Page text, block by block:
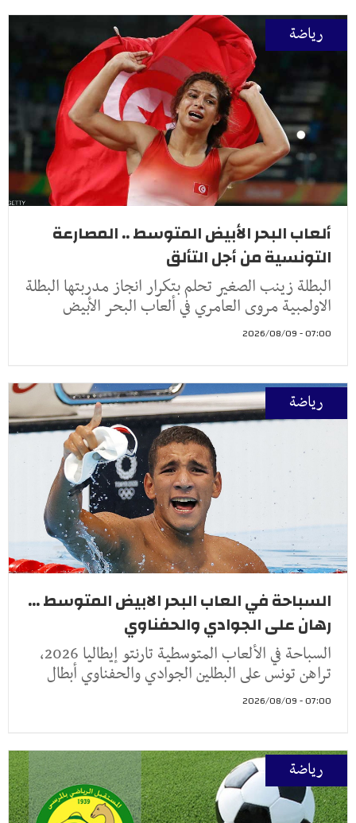
رياضة
ألعاب البحر الأبيض المتوسط .. المصارعة
التونسية من أجل التألق
البطلة زينب الصغير تحلم بتكرار انجاز مدربتها البطلة
الاولمبية مروى العامري في ألعاب البحر الأبيض
07:00 - 2026/08/09
رياضة
السباحة في العاب البحر الابيض المتوسط ...
رهان على الجوادي والحفناوي
السباحة في الألعاب المتوسطية تارنتو إيطاليا 2026،
تراهن تونس على البطلين الجوادي والحفناوي أبطال
07:00 - 2026/08/09
رياضة